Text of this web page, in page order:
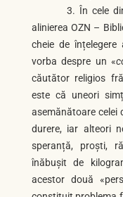
3. În cele
alinierea OZN –
cheie de
vorba despre un «
căutător religios
este că uneori
asemănătoare celei
durere, iar alteori
speranță, proști,
înăbușit de
acestor două